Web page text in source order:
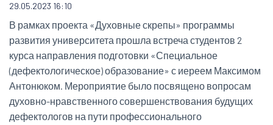
29.05.2023 16:10
В рамках проекта «Духовные скрепы» программы
развития университета прошла встреча студентов 2
курса направления подготовки «Специальное
(дефектологическое) образование» с иереем Максимом
Антонюком. Мероприятие было посвящено вопросам
духовно-нравственного совершенствования будущих
дефектологов на пути профессионального